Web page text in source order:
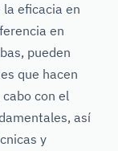
eficacia en
en
pueden
que hacen
con el
así
y